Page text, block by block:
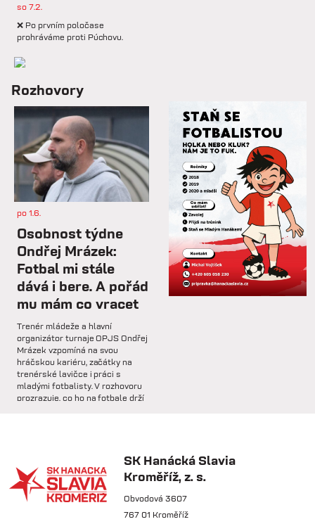
so 7.2.
❌ Po prvním poločase
prohráváme proti Púchovu.
📋 Proti Púchovu nastoupíme v
této základní sestavě.
so 7.2.
⚽️ DNES HRAJÍ HANÁCI 🔴⚪️V
dalším přípravném utkání...
st 4.2.
Hlavní trenér Lukáš Kříž v
rozhovoru hodnotí dosavadní
průběh zimní...
so 31.1.
🅱️ Prohra proti rezervě Gorniku
Zabrze.
so 31.1.
🅱️ DNES HRAJÍ HANÁCI 🔴⚪️Dnes
🏆 VÍTĚZOVÉ ZIMNÍ TIPSPORT
LIGY! 🏆SK Hanácká Slavia
Kroměříž...
Rozhovory
po 1.6.
Osobnost týdne
Ondřej Mrázek:
Fotbal mi stále
dává i bere. A pořád
mu mám co vracet
Trenér mládeže a hlavní
organizátor turnaje OPJS Ondřej
Mrázek vzpomíná na svou
hráčskou kariéru, začátky na
trenérské lavičce i práci s
mladými fotbalisty. V rozhovoru
prozrazuje, co ho na fotbale drží
SK Hanácká Slavia
Kroměříž, z. s.
Obvodová 3607
767 01 Kroměříž